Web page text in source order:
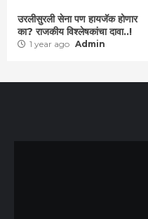
उरलीसुरली सेना पण हायजॅक होणार
का? राजकीय विश्लेषकांचा दावा..!
1 year ago Admin